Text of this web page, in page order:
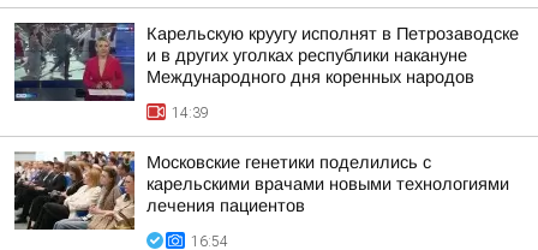
Карельскую круугу исполнят в Петрозаводске
и в других уголках республики накануне
Международного дня коренных народов
14:39
Московские генетики поделились с
карельскими врачами новыми технологиями
лечения пациентов
16:54